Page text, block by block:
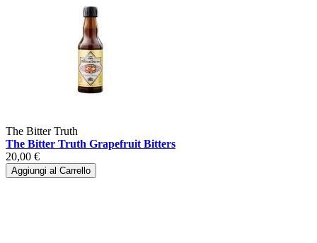
The Bitter Truth
The Bitter Truth Grapefruit Bitters
20,00 €
Aggiungi al Carrello